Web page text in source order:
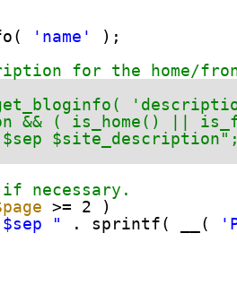
'name'
);
for the home/
&& ( is_home() ||
$site_description";
if necessary.
>= 2 )
" . sprintf( __(